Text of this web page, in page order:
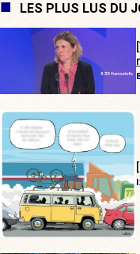
LES PLUS LUS DU